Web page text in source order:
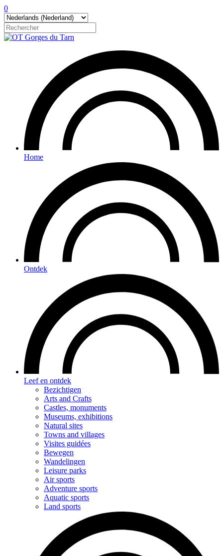
0
Home
Ontdek
Leef en ontdek
Bezichtigen
Arts and Crafts
Castles, monuments
Museums, exhibitions
Natural sites
Towns and villages
Visites guidées
Bewegen
Wandelingen
Leisure parks
Air sports
Adventure sports
Aquatic sports
Land sports